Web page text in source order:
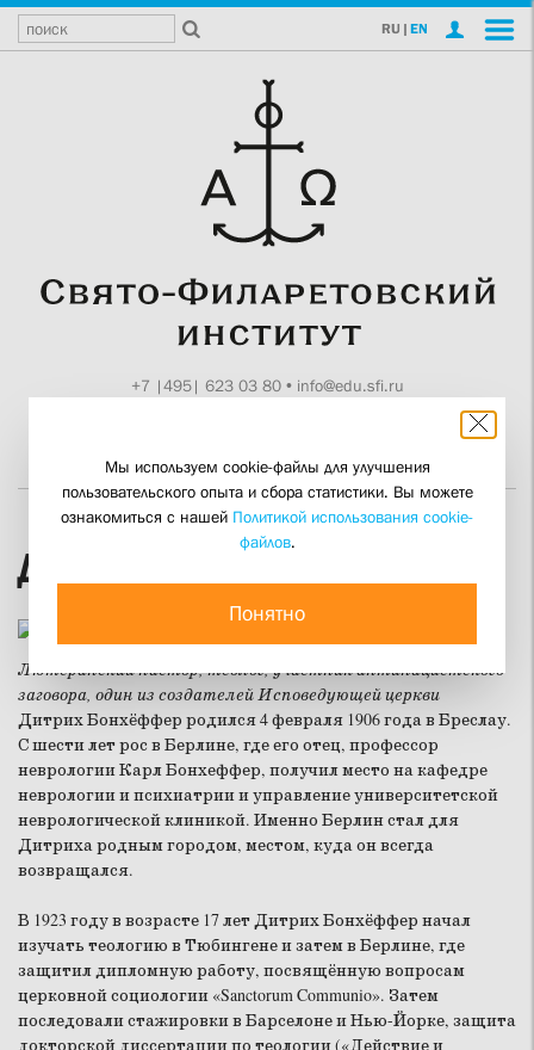
RU | EN
+7 |495| 623 03 80• info@edu.sfi.ru
Дитрих Бонхёффер
Лютеранский пастор, теолог, участник антинацистского
заговора, один из создателей Исповедующей церкви
Дитрих Бонхёффер родился 4 февраля 1906 года в Бреслау.
С шести лет рос в Берлине, где его отец, профессор
неврологии Карл Бонхеффер, получил место на кафедре
неврологии и психиатрии и управление университетской
неврологической клиникой. Именно Берлин стал для
Дитриха родным городом, местом, куда он всегда
возвращался.
В 1923 году в возрасте 17 лет Дитрих Бонхёффер начал
изучать теологию в Тюбингене и затем в Берлине, где
защитил дипломную работу, посвящённую вопросам
церковной социологии «Sanctorum Communio». Затем
последовали стажировки в Барселоне и Нью-Йорке, защита
Мы используем cookie-файлы для улучшения
пользовательского опыта и сбора статистики. Вы можете
ознакомиться с нашей Политикой использования cookie-
файлов.
Понятно